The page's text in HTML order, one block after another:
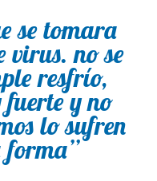
se tomara
virus. no se
resfrío,
fuerte y no
lo sufren